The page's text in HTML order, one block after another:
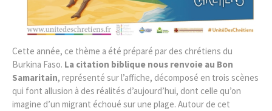
Cette année, ce thème a été préparé par des chrétiens du
Burkina Faso. La citation biblique nous renvoie au Bon
Samaritain, représenté sur l’affiche, décomposé en trois scènes
qui font allusion à des réalités d’aujourd’hui, dont celle qu’on
imagine d’un migrant échoué sur une plage. Autour de cet